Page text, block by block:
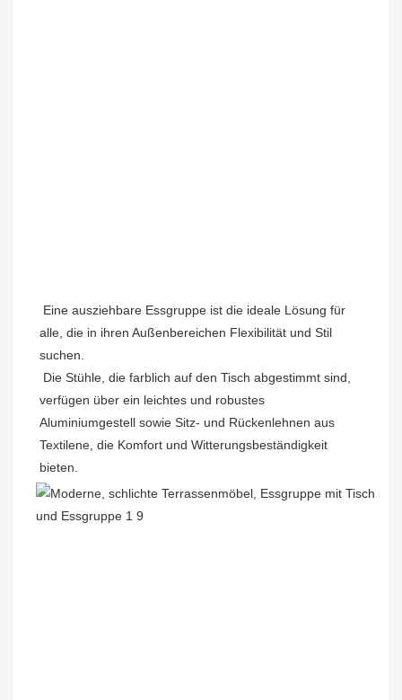
Eine ausziehbare Essgruppe ist die ideale Lösung für
alle, die in ihren Außenbereichen Flexibilität und Stil
suchen.
Die Stühle, die farblich auf den Tisch abgestimmt sind,
verfügen über ein leichtes und robustes
Aluminiumgestell sowie Sitz- und Rückenlehnen aus
Textilene, die Komfort und Witterungsbeständigkeit
bieten.